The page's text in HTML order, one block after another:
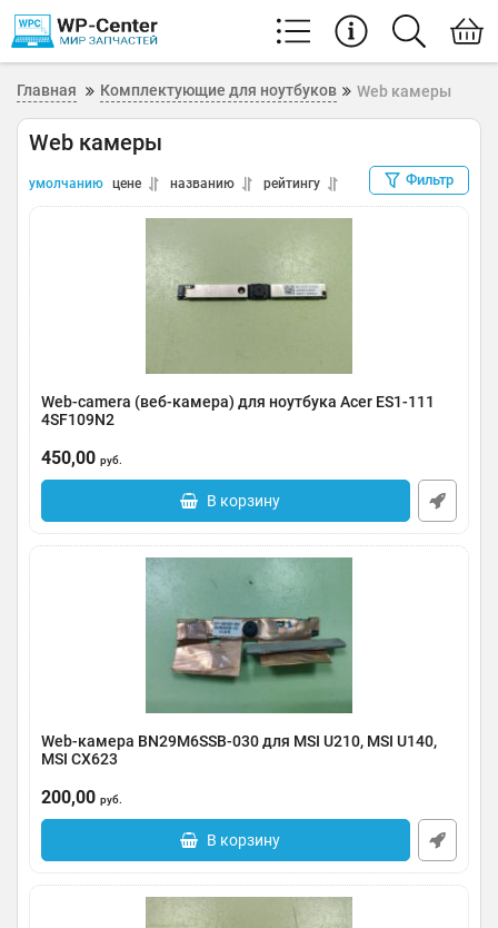
Главная Комплектующие для ноутбуков Web камеры
Web камеры
умолчанию цене названию рейтингу Фильтр
Web-camera (веб-камера) для ноутбука Acer ES1-111
4SF109N2
450,00 руб.
В корзину
Web-камера BN29M6SSB-030 для MSI U210, MSI U140,
MSI CX623
200,00 руб.
В корзину